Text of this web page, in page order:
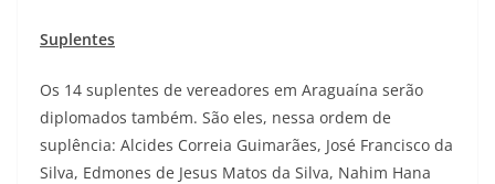
Suplentes
Os 14 suplentes de vereadores em Araguaína serão
diplomados também. São eles, nessa ordem de
suplência: Alcides Correia Guimarães, José Francisco da
Silva, Edmones de Jesus Matos da Silva, Nahim Hana